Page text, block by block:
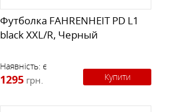
Футболка FAHRENHEIT PD L1
black XXL/R, Черный
Наявність: є
1295 грн. Купити